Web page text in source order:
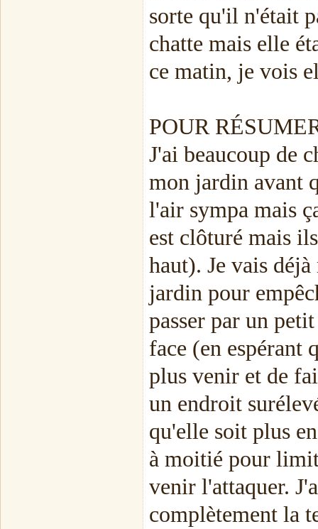
sorte qu'il n'était
chatte mais elle
ce matin, je vois
POUR
J'ai beaucoup de
mon jardin avant
l'air sympa mais
est clôturé mais
haut). Je vais
jardin pour
passer par un
face (en espérant
plus venir et de
un endroit
qu'elle soit plus
à moitié pour
venir l'attaquer.
complètement la